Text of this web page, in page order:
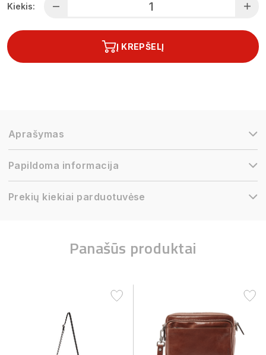
Kiekis:
Į KREPŠELĮ
Aprašymas
Papildoma informacija
Prekių kiekiai parduotuvėse
Panašūs produktai